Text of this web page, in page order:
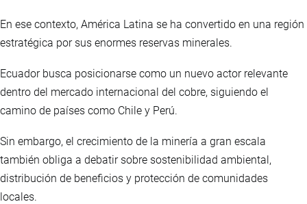
En ese contexto, América Latina se ha convertido en una región
estratégica por sus enormes reservas minerales.
Ecuador busca posicionarse como un nuevo actor relevante
dentro del mercado internacional del cobre, siguiendo el
camino de países como Chile y Perú.
Sin embargo, el crecimiento de la minería a gran escala
también obliga a debatir sobre sostenibilidad ambiental,
distribución de beneficios y protección de comunidades
locales.